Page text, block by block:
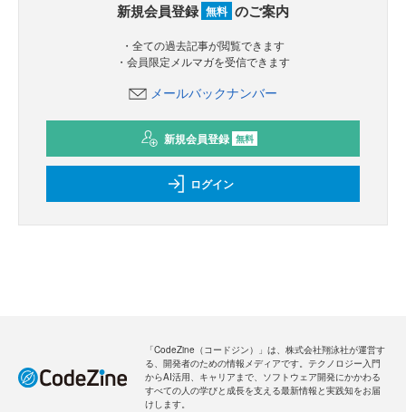
新規会員登録 無料 のご案内
・全ての過去記事が閲覧できます
・会員限定メルマガを受信できます
メールバックナンバー
新規会員登録 無料
ログイン
「CodeZine（コードジン）」は、株式会社翔泳社が運営す
る、開発者のための情報メディアです。テクノロジー入門
からAI活用、キャリアまで、ソフトウェア開発にかかわる
すべての人の学びと成長を支える最新情報と実践知をお届
けします。